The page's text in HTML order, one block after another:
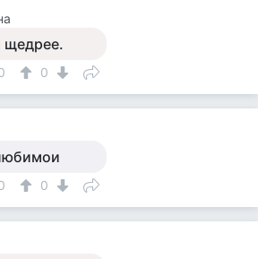
щедрее.
0
0